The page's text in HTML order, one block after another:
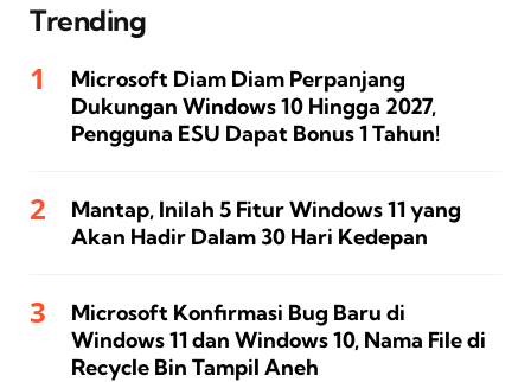
Trending
Microsoft Diam Diam Perpanjang
Dukungan Windows 10 Hingga 2027,
Pengguna ESU Dapat Bonus 1 Tahun!
Mantap, Inilah 5 Fitur Windows 11 yang
Akan Hadir Dalam 30 Hari Kedepan
Microsoft Konfirmasi Bug Baru di
Windows 11 dan Windows 10, Nama File di
Recycle Bin Tampil Aneh